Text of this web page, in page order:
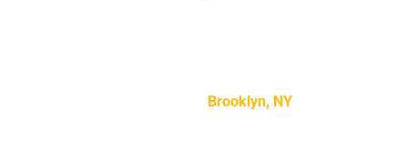
Brooklyn, NY